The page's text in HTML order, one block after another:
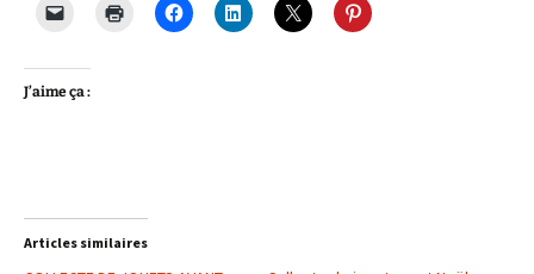
J’aime ça :
Articles similaires